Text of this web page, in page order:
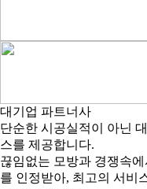
대기업 파트너사
단순한 시공실적이 아닌
스를 제공합니다.
끊임없는 모방과 경쟁속
를 인정받아, 최고의 서비